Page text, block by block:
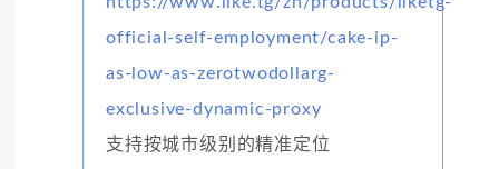
official-self-employment/cake-ip-
as-low-as-zerotwodollarg-
exclusive-dynamic-proxy
支持按城市级别的精准定位